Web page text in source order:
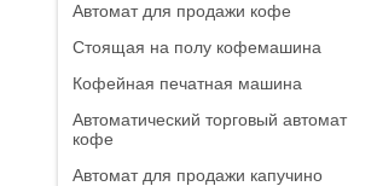
Автомат для продажи кофе
Стоящая на полу кофемашина
Кофейная печатная машина
Автоматический торговый автомат
кофе
Автомат для продажи капучино